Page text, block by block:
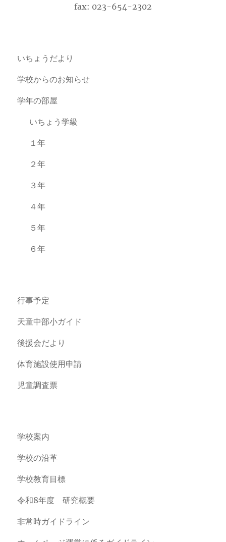
fax: 023-654-2302
いちょうだより
学校からのお知らせ
学年の部屋
いちょう学級
１年
２年
３年
４年
５年
６年
行事予定
天童中部小ガイド
後援会だより
体育施設使用申請
児童調査票
学校案内
学校の沿革
学校教育目標
令和8年度 研究概要
非常時ガイドライン